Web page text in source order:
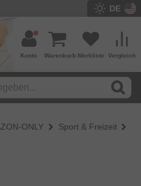
DE
Vergleich
Merkliste
Warenkorb
Konto
ONLY
Sport & Freizeit